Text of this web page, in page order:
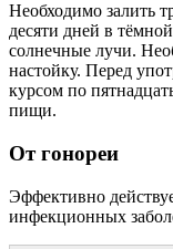
Необходимо залить
десяти дней в
солнечные лучи.
настойку. Перед
курсом по
пищи.
От гонореи
Эффективно
инфекционных